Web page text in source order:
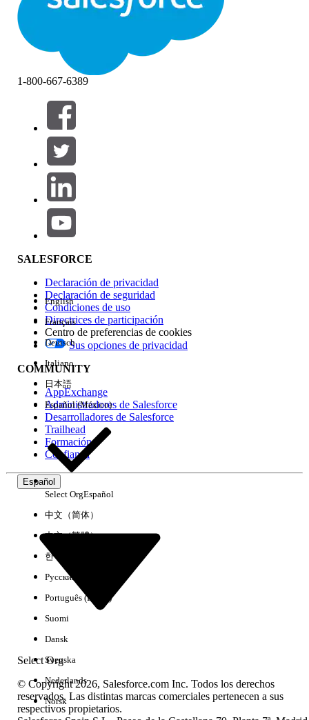
Filtrar por (0)
SELECCIONAR FILTROS
Área de productos
Repercusión de función
Edición
Experiencia
No hay resultados
1-800-667-6389
SALESFORCE
Declaración de privacidad
Declaración de seguridad
Condiciones de uso
Directrices de participación
Centro de preferencias de cookies
Sus opciones de privacidad
COMMUNITY
AppExchange
Administradores de Salesforce
Desarrolladores de Salesforce
Trailhead
Formación
Confianza
Español
Select Org
English
Français
Deutsch
Italiano
日本語
Español (México)
Select OrgEspañol
中文（简体）
中文（繁體）
한국어
Русский
Português (Brasil)
Suomi
Dansk
Svenska
Nederlands
Norsk
© Copyright 2026, Salesforce.com Inc. Todos los derechos
reservados. Las distintas marcas comerciales pertenecen a sus
respectivos propietarios.